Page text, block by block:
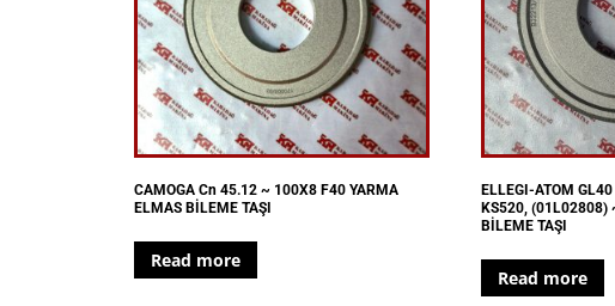
CAMOGA Cn 45.12 ~ 100X8 F40 YARMA
ELMAS BİLEME TAŞI
Read more
ELLEGI-ATOM
KS520, (01L02808)
BİLEME TAŞI
Read more